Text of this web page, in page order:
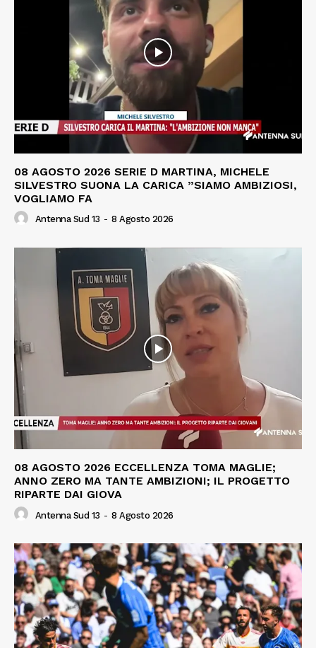
08 AGOSTO 2026 SERIE D MARTINA, MICHELE
SILVESTRO SUONA LA CARICA ”SIAMO AMBIZIOSI,
VOGLIAMO FA
Antenna Sud 13 - 8 Agosto 2026
08 AGOSTO 2026 ECCELLENZA TOMA MAGLIE;
ANNO ZERO MA TANTE AMBIZIONI; IL PROGETTO
RIPARTE DAI GIOVA
Antenna Sud 13 - 8 Agosto 2026